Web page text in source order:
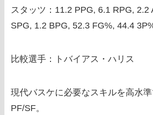
スタッツ：11.2 PPG, 6.1 RPG, 2.2
SPG, 1.2 BPG, 52.3 FG%, 44.4
比較選手：トバイアス・ハリス
現代バスケに必要なスキルを高水
PF/SF。